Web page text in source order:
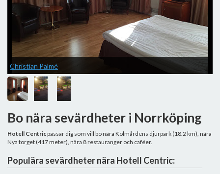
Christian Palmé
Bo nära sevärdheter i Norrköping
Hotell Centricpassar dig som vill bo nära Kolmårdens djurpark (18.2 km), nära
Nya torget (417 meter), nära 8 restauranger och caféer.
Populära sevärdheter nära Hotell Centric: